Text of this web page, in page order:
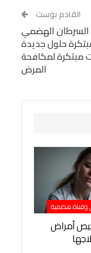
VK
Viber
القادم بوست
السرطان الهضمي
حلول جديدة
مبتكرة لمكافحة
المرض
وقناة هضمية
أمراض